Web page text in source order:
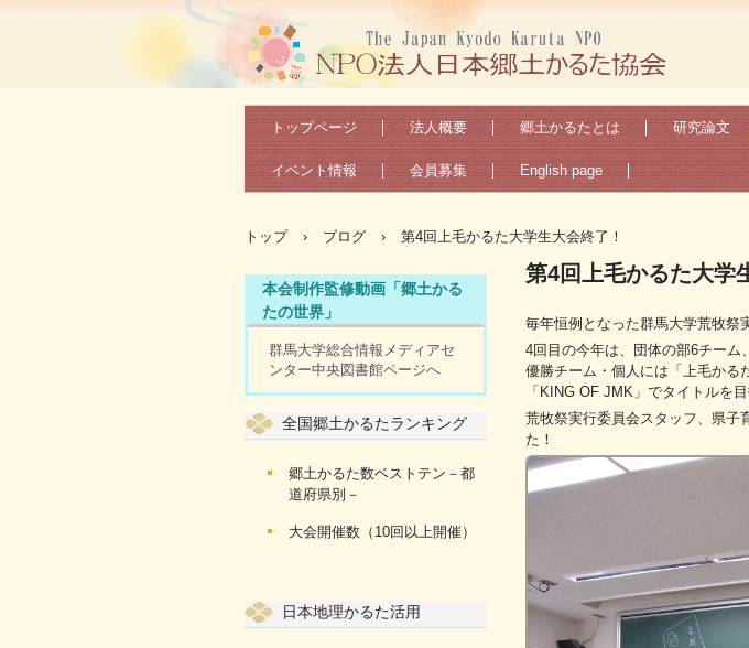
トップページ 法人概要 郷土かるたとは 研究論文
イベント情報 会員募集 English page
トップ › ブログ › 第4回上毛かるた大学生大会終了！
第4回上毛かるた大学
毎年恒例となった群馬大学荒牧祭
4回目の今年は、団体の部6チーム
優勝チーム・個人には「上毛かる
「KING OF JMK」でタイトルを
荒牧祭実行委員会スタッフ、県子
た！
本会制作監修動画「郷土かる
たの世界」
群馬大学総合情報メディアセ
ンター中央図書館ページへ
全国郷土かるたランキング
郷土かるた数ベストテン－都
道府県別－
大会開催数（10回以上開催）
日本地理かるた活用